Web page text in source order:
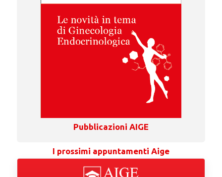
Pubblicazioni AIGE
I prossimi appuntamenti Aige